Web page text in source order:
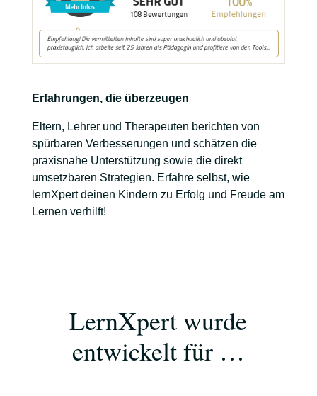
Erfahrungen, die überzeugen
Eltern, Lehrer und Therapeuten berichten von
spürbaren Verbesserungen und schätzen die
praxisnahe Unterstützung sowie die direkt
umsetzbaren Strategien. Erfahre selbst, wie
lernXpert deinen Kindern zu Erfolg und Freude am
Lernen verhilft!
LernXpert wurde
entwickelt für …